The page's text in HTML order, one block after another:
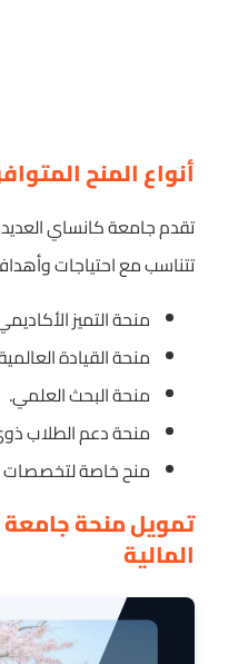
أنواع المنح
تقدم جامعة كانساي العديد
تتناسب مع احتياجات
منحة التميز
منحة القيادة
منحة البحث العلمي.
منحة دعم الطلاب
منح خاصة لتخصصات
تمويل منحة جامعة
المالية